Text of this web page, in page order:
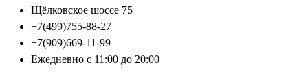
Щёлковское шоссе 75
+7(499)755-88-27
+7(909)669-11-99
Ежедневно с 11:00 до 20:00